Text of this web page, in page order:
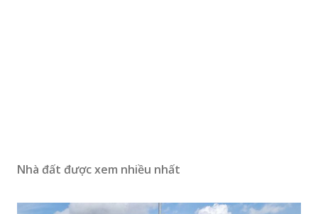
Nhà đất được xem nhiều nhất